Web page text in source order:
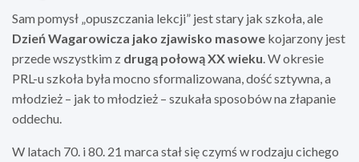
Sam pomysł „opuszczania lekcji” jest stary jak szkoła, ale
Dzień Wagarowicza jako zjawisko masowe kojarzony jest
przede wszystkim z drugą połową XX wieku . W okresie
PRL-u szkoła była mocno sformalizowana, dość sztywna, a
młodzież – jak to młodzież – szukała sposobów na złapanie
oddechu.
W latach 70. i 80. 21 marca stał się czymś w rodzaju cichego